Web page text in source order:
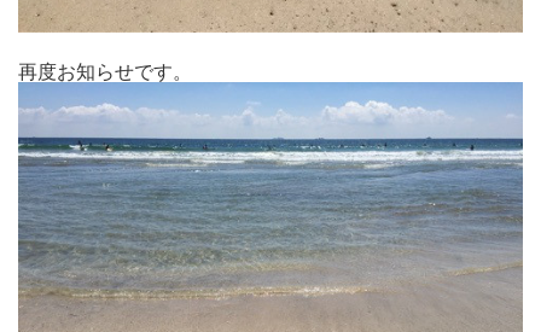
再度お知らせです。